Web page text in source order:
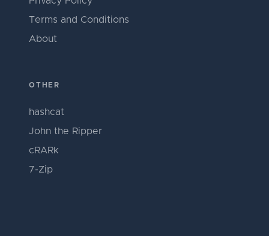
Terms and Conditions
About
OTHER
hashcat
John the Ripper
cRARk
7-Zip